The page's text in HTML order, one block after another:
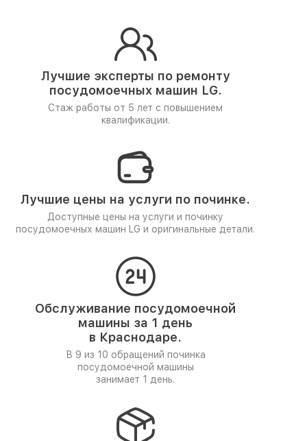
Лучшие эксперты по ремонту
посудомоечных машин LG.
Стаж работы от 5 лет с повышением
квалификации.
Лучшие цены на услуги по починке.
Доступные цены на услуги и починку
посудомоечных машин LG и оригинальные детали.
Обслуживание посудомоечной
машины за 1 день
в Краснодаре.
В 9 из 10 обращений починка
посудомоечной машины
занимает 1 день.